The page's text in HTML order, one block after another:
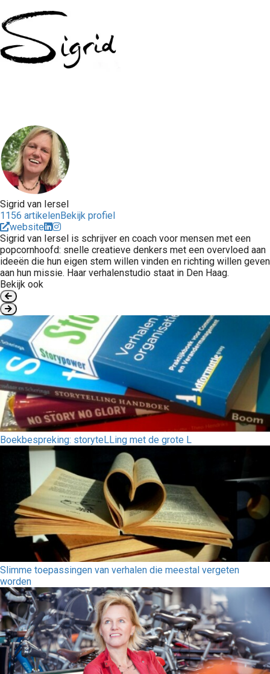
Sigrid van Iersel
1156 artikelenBekijk profiel
website
Sigrid van Iersel is schrijver en coach voor mensen met een
popcornhoofd: snelle creatieve denkers met een overvloed aan
ideeën die hun eigen stem willen vinden en richting willen geven
aan hun missie. Haar verhalenstudio staat in Den Haag.
Bekijk ook
Boekbespreking: storyteLLing met de grote L
Slimme toepassingen van verhalen die meestal vergeten
worden